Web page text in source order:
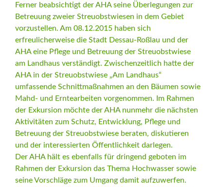
Ferner beabsichtigt der AHA seine Überlegungen zur
Betreuung zweier Streuobstwiesen in dem Gebiet
vorzustellen. Am 08.12.2015 haben sich
erfreulicherweise die Stadt Dessau-Roßlau und der
AHA eine Pflege und Betreuung der Streuobstwiese
am Landhaus verständigt. Zwischenzeitlich hatte der
AHA in der Streuobstwiese „Am Landhaus“
umfassende Schnittmaßnahmen an den Bäumen sowie
Mahd- und Erntearbeiten vorgenommen. Im Rahmen
der Exkursion möchte der AHA nunmehr die nächsten
Aktivitäten zum Schutz, Entwicklung, Pflege und
Betreuung der Streuobstwiese beraten, diskutieren
und der interessierten Öffentlichkeit darlegen.
Der AHA hält es ebenfalls für dringend geboten im
Rahmen der Exkursion das Thema Hochwasser sowie
seine Vorschläge zum Umgang damit aufzuwerfen.